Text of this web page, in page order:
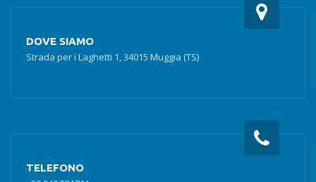
DOVE SIAMO
Strada per i Laghetti 1, 34015 Muggia (TS)
TELEFONO